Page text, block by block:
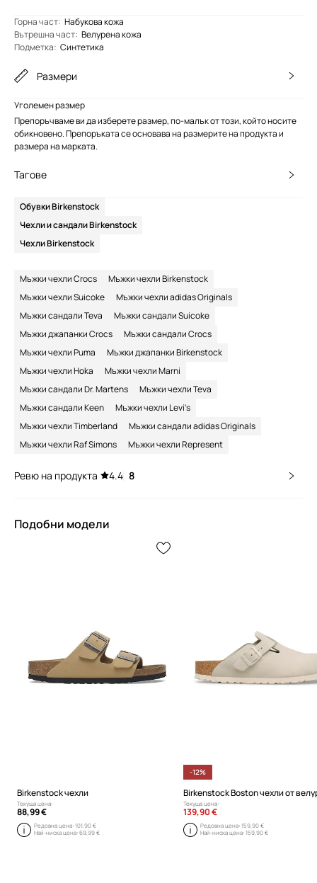
Горна част: Набукова кожа
Вътрешна част: Велурена кожа
Подметка: Синтетика
Размери
Уголемен размер
Препоръчваме ви да изберете размер, по-малък от този, който носите
обикновено. Препоръката се основава на размерите на продукта и
размера на марката.
Тагове
Обувки Birkenstock
Чехли и сандали Birkenstock
Чехли Birkenstock
Мъжки чехли Crocs
Мъжки чехли Birkenstock
Мъжки чехли Suicoke
Мъжки чехли adidas Originals
Мъжки сандали Teva
Мъжки сандали Suicoke
Мъжки джапанки Crocs
Мъжки сандали Crocs
Мъжки чехли Puma
Мъжки джапанки Birkenstock
Мъжки чехли Hoka
Мъжки чехли Marni
Мъжки сандали Dr. Martens
Мъжки чехли Teva
Мъжки сандали Keen
Мъжки чехли Levi's
Мъжки чехли Timberland
Мъжки сандали adidas Originals
Мъжки чехли Raf Simons
Мъжки чехли Represent
Ревю на продукта 4.4 8
Подобни модели
Birkenstock чехли
Текуща цена:
88,99 €
Редовна цена:101,90 €
Най-ниска цена:69,99 €
-12%
Birkenstock Boston чехли от
Текуща цена:
139,90 €
Редовна цена: 159,90 €
Най-ниска цена: 159,90 €